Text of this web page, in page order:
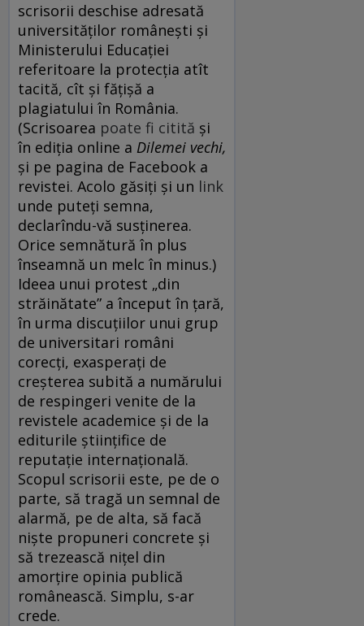
scrisorii deschise adresată
universităților românești și
Ministerului Educației
referitoare la protecția atît
tacită, cît și fățișă a
plagiatului în România.
(Scrisoarea poate fi citită și
în ediția online a Dilemei vechi,
și pe pagina de Facebook a
revistei. Acolo găsiți și un link
unde puteți semna,
declarîndu-vă susținerea.
Orice semnătură în plus
înseamnă un melc în minus.)
Ideea unui protest „din
străinătate” a început în țară,
în urma discuțiilor unui grup
de universitari români
corecți, exasperați de
creșterea subită a numărului
de respingeri venite de la
revistele academice și de la
editurile științifice de
reputație internațională.
Scopul scrisorii este, pe de o
parte, să tragă un semnal de
alarmă, pe de alta, să facă
niște propuneri concrete și
să trezească nițel din
amorțire opinia publică
românească. Simplu, s-ar
crede.